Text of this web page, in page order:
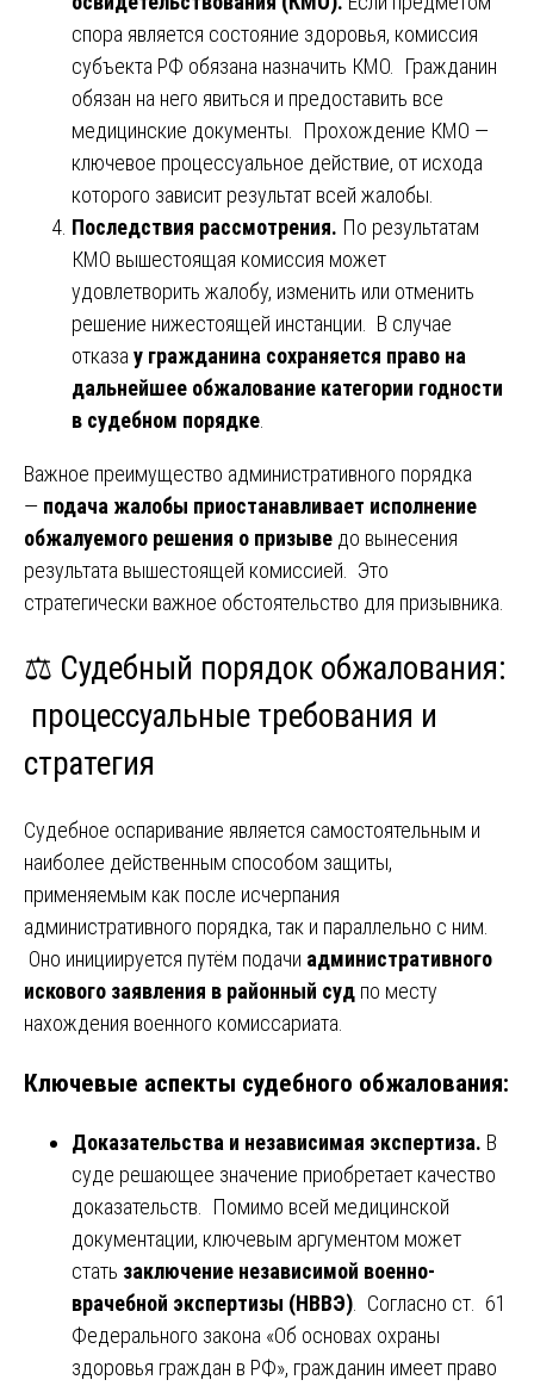
спора является состояние здоровья, комиссия
субъекта РФ обязана назначить КМО. Гражданин
обязан на него явиться и предоставить все
медицинские документы. Прохождение КМО —
ключевое процессуальное действие, от исхода
которого зависит результат всей жалобы.
Последствия рассмотрения. По результатам
КМО вышестоящая комиссия может
удовлетворить жалобу, изменить или отменить
решение нижестоящей инстанции. В случае
отказа у гражданина сохраняется право на
дальнейшее обжалование категории годности
в судебном порядке
Важное преимущество административного порядка
— подача жалобы приостанавливает исполнение
обжалуемого решения о призыве до вынесения
результата вышестоящей комиссией. Это
стратегически важное обстоятельство для призывника.
⚖️ Судебный порядок обжалования:
процессуальные требования и
стратегия
Судебное оспаривание является самостоятельным и
наиболее действенным способом защиты,
применяемым как после исчерпания
административного порядка, так и параллельно с ним.
Оно инициируется путём подачи административного
искового заявления в районный суд по месту
нахождения военного комиссариата.
Ключевые аспекты судебного обжалования:
Доказательства и независимая экспертиза. В
суде решающее значение приобретает качество
доказательств. Помимо всей медицинской
документации, ключевым аргументом может
стать заключение независимой военно-
врачебной экспертизы (НВВЭ). Согласно ст. 61
Федерального закона «Об основах охраны
здоровья граждан в РФ», гражданин имеет право